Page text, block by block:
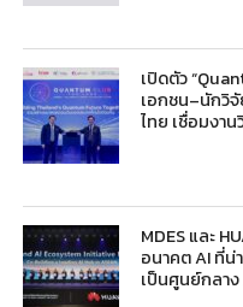
เปิดตัว
เอกชน–นักวิ
ไทย เชื่อมงา
MDES และ
อนาคต AI ที่น่
เป็นศูนย์กลาง